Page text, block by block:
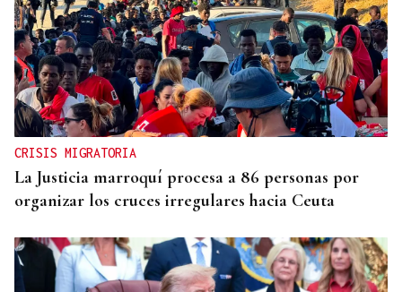
CRISIS MIGRATORIA
La Justicia marroquí procesa a 86 personas por
organizar los cruces irregulares hacia Ceuta